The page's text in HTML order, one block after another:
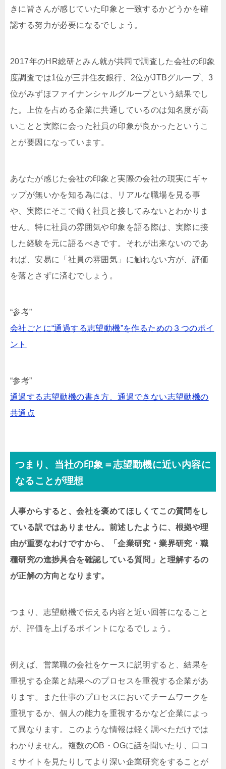
きに皆さんが感じていた印象と一致するかどうかを確
認する努力が必要になるでしょう。
2017年のHR総研とみん就が共同で調査した会社の印象
度調査では1位が三井住友銀行、2位がJTBグループ、3
位がみずほファイナンシャルグループという結果でし
た。上位を占める企業に共通しているのは知名度が高
いことと実際に会った社員の印象が良かったというこ
とが要因になっています。
あなたが感じた会社の印象と実際の会社の現実にギャ
ップが無いかを知る為には、リアルな職場を見る事
や、実際にそこで働く社員と接してみないとわかりま
せん。特に社員の雰囲気や印象を語る際は、実際に接
した経験を元に語るべきです。それが出来ないのであ
れば、安易に「社員の雰囲気」に触れない方が、評価
を落とさずに済むでしょう。
“参考”
会社ごとに“通過する志望動機”を作るための３つのポイ
ント
“参考”
通過する志望動機の書き方、通過できない志望動機の
共通点
つまり、当社の印象＝志望動機に近い内容に
なることが理想
人事からすると、会社を褒めてほしくてこの質問をし
ている訳ではありません。前述したように、根拠や理
由が重要なわけですから、「企業研究・業界研究・職
種研究の進捗具合を確認している質問」と理解するの
が正解の方向となります。
つまり、志望動機で伝える内容と近い回答になること
が、評価を上げるポイントになるでしょう。
例えば、営業職の会社をケースに説明すると、結果を
重視する企業と結果へのプロセスを重視する企業があ
ります。また仕事のプロセスにおいてチームワークを
重視するか、個人の能力を重視するかなど企業によっ
て異なります。このような情報は軽く調べただけでは
わかりません。複数のOB・OGに話を聞いたり、口コ
ミサイトを見たりしてより深い企業研究をすることが